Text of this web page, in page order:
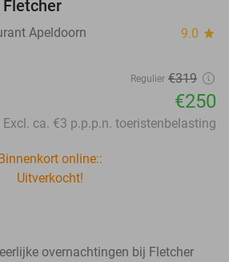
Apeldoorn 9.0 star
Regulier €319
€250
Excl. ca. €3 p.p.p.n. toeristenbelasting
online::
Uitverkocht!
overnachtingen bij Fletcher